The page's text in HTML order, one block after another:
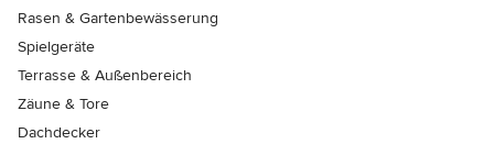
Rasen & Gartenbewässerung
Spielgeräte
Terrasse & Außenbereich
Zäune & Tore
Dachdecker